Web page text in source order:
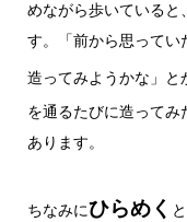
めながら歩いていると
す。「前から思ってい
造ってみようかな」と
を通るたびに造って
あります。
ちなみにひらめく